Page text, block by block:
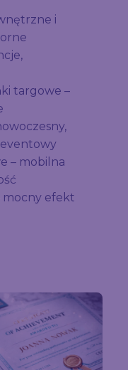
i
targowe –
– mobilna
mocny efekt